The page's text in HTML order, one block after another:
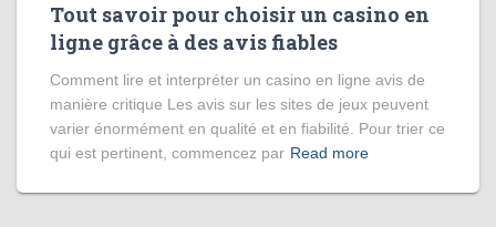
Tout savoir pour choisir un casino en
ligne grâce à des avis fiables
Comment lire et interpréter un casino en ligne avis de
manière critique Les avis sur les sites de jeux peuvent
varier énormément en qualité et en fiabilité. Pour trier ce
qui est pertinent, commencez par Read more